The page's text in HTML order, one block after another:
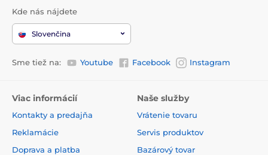
Kde nás nájdete
Slovenčina
Sme tiež na: Youtube Facebook Instagram
Viac informácií
Kontakty a predajňa
Reklamácie
Doprava a platba
Naše služby
Vrátenie tovaru
Servis produktov
Bazárový tovar